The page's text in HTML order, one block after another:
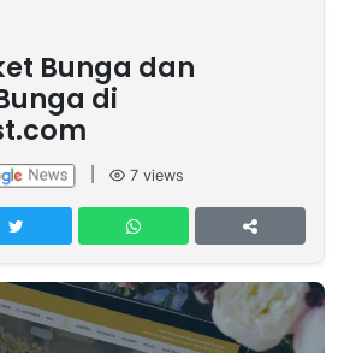
Bunga dan
di
7 views